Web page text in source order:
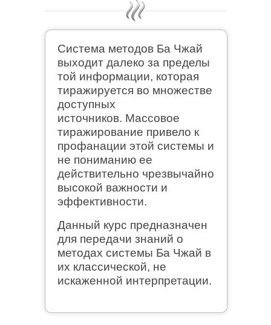
Система методов Ба Чжай
выходит далеко за пределы
той информации, которая
тиражируется во множестве
доступных
источников. Массовое
тиражирование привело к
профанации этой системы и
не пониманию ее
действительно чрезвычайно
высокой важности и
эффективности.
Данный курс предназначен
для передачи знаний о
методах системы Ба Чжай в
их классической, не
искаженной интерпретации.